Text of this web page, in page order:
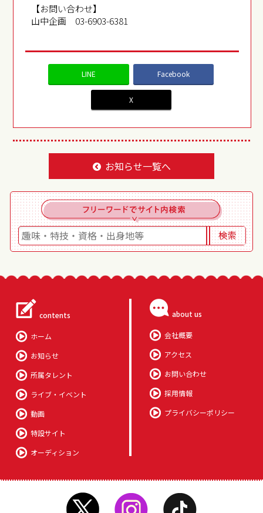
【お問い合わせ】
山中企画 03-6903-6381
LINE Facebook
X
お知らせ一覧へ
contents
ホーム
お知らせ
所属タレント
ライブ・イベント
動画
特設サイト
オーディション
about us
会社概要
アクセス
お問い合わせ
採用情報
プライバシーポリシー